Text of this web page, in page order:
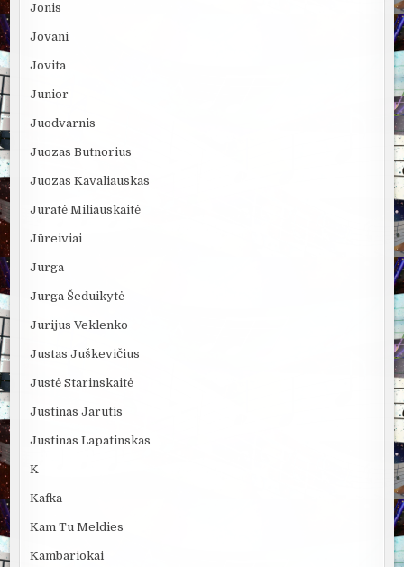
Jonis
Jovani
Jovita
Junior
Juodvarnis
Juozas Butnorius
Juozas Kavaliauskas
Jūratė Miliauskaitė
Jūreiviai
Jurga
Jurga Šeduikytė
Jurijus Veklenko
Justas Juškevičius
Justė Starinskaitė
Justinas Jarutis
Justinas Lapatinskas
K
Kafka
Kam Tu Meldies
Kambariokai